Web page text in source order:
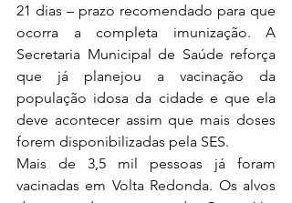
21 dias – prazo recomendado para que
ocorra a completa imunização. A
Secretaria Municipal de Saúde reforça
que já planejou a vacinação da
população idosa da cidade e que ela
deve acontecer assim que mais doses
forem disponibilizadas pela SES.
Mais de 3,5 mil pessoas já foram
vacinadas em Volta Redonda. Os alvos